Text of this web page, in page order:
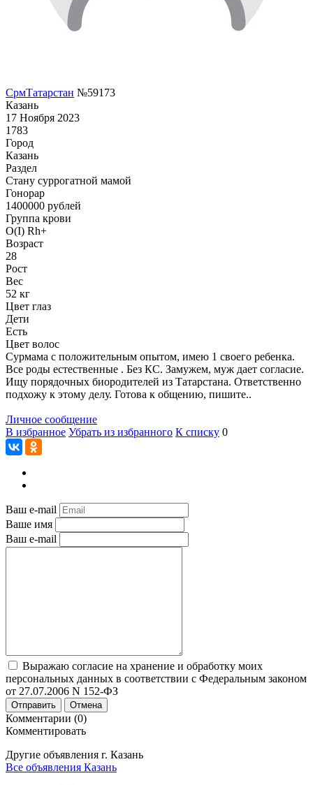
СрмТатарстан №59173
Казань
17 Ноября 2023
1783
Город
Казань
Раздел
Cтану суррогатной мамой
Гонoрар
1400000 рублей
Группа крови
O(I) Rh+
Возраст
28
Рост
Вес
52 кг
Цвет глаз
Дети
Есть
Цвет волос
Сурмама с положительным опытом, имею 1 своего ребенка.
Все роды естественные . Без КС. Замужем, муж дает согласие.
Ищу порядочных биородителей из Татарстана. Ответственно
подхожу к этому делу. Готова к общению, пишите..
Личное сообщение
В избранное Убрать из избранного К списку 0
Ваш e-mail
Ваше имя
Ваш e-mail
Выражаю согласие на хранение и обработку моих
персональных данных в соответствии с Федеральным законом
от 27.07.2006 N 152-ФЗ
Отправить Отмена
Комментарии (0)
Комментировать
Другие объявления г. Казань
Все объявления Казань